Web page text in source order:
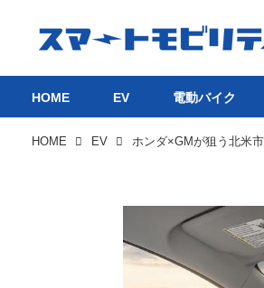
HOME EV 電動バイク
HOME EV